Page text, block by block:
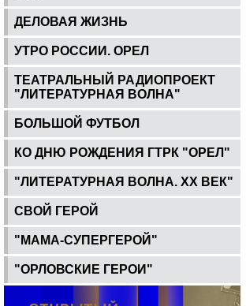
ДЕЛОВАЯ ЖИЗНЬ
УТРО РОССИИ. ОРЕЛ
ТЕАТРАЛЬНЫЙ РАДИОПРОЕКТ
"ЛИТЕРАТУРНАЯ ВОЛНА"
БОЛЬШОЙ ФУТБОЛ
КО ДНЮ РОЖДЕНИЯ ГТРК "ОРЕЛ"
"ЛИТЕРАТУРНАЯ ВОЛНА. ХХ ВЕК"
СВОЙ ГЕРОЙ
"МАМА-СУПЕРГЕРОЙ"
"ОРЛОВСКИЕ ГЕРОИ"